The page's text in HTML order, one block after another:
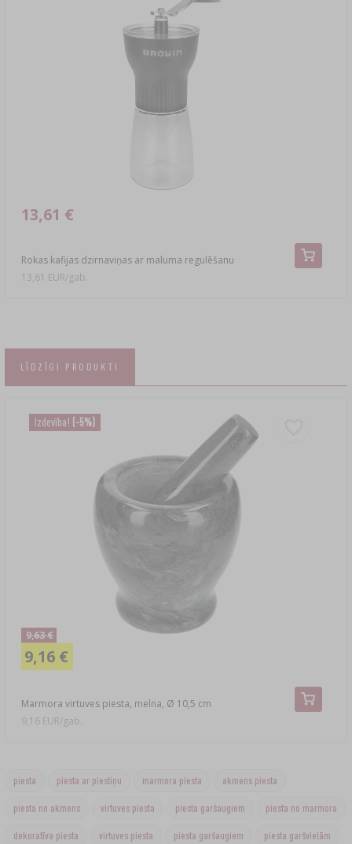
Rokas kafijas dzirnaviņas ar maluma regulēšanu
13,61 €
13,61 EUR/gab.
LĪDZĪGI PRODUKTI
Izdevība! (-5%)
Marmora virtuves piesta, melna, Ø 10,5 cm
9,63 €
9,16 €
9,16 EUR/gab.
piesta piesta ar piestiņu marmora piesta akmens piesta
piesta no akmens virtuves piesta piesta garšaugiem piesta no marmora
dekoratīva piesta virtuves piesta piesta garšaugiem piesta garšvielām